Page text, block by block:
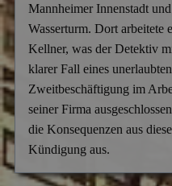
Mannheimer Innenstadt
Wasserturm. Dort arbeitete
Kellner, was der Detektiv
klarer Fall eines
Zweitbeschäftigung im
seiner Firma
die Konsequenzen aus
Kündigung aus.